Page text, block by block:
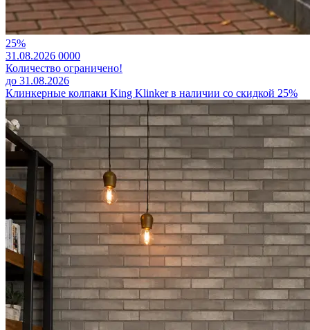
25%
31.08.2026 0000
Количество ограничено!
до 31.08.2026
Клинкерные колпаки King Klinker в наличии со скидкой 25%